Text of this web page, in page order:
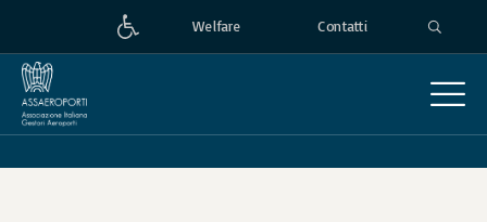
Welfare Contatti